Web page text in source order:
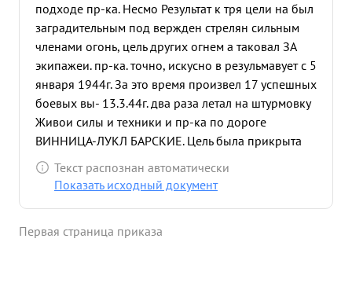
подходе пр-ка. Несмо Результат к тря цели на был
заградительным под вержден стрелян сильным
членами огонь, цель других огнем а таковал ЗА
экипажеи. пр-ка. точно, искусно в резульмавует с 5
января 1944г. За это время произвел 17 успешных
боевых вы- 13.3.44г. два раза летал на штурмовку
Живои силы и техники и пр-ка по дороге
ВИННИЦА-ЛУКЛ БАРСКИЕ. Цель была прикрыта
сильным огнем ЗА тате чего уничтожил два
орудия, 3 томашины и до 10 солдат и офице- 14.3
цель, таковал батарею ЗА,которая после его атаки
Текст распознан автоматически
Показать исходный документ
Первая страница приказа